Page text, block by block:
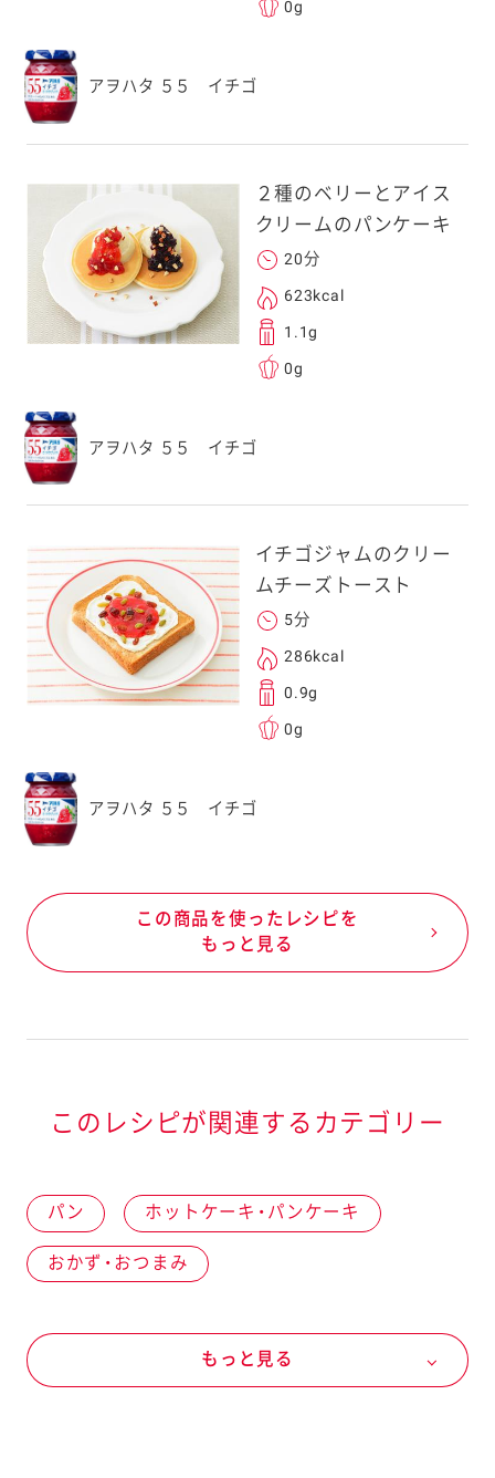
0g
アヲハタ ５５ イチゴ
２種のベリーとアイス
クリームのパンケーキ
20分
623kcal
1.1g
0g
アヲハタ ５５ イチゴ
イチゴジャムのクリー
ムチーズトースト
5分
286kcal
0.9g
0g
アヲハタ ５５ イチゴ
この商品を使ったレシピを
もっと見る
このレシピが関連するカテゴリー
パン ホットケーキ・パンケーキ
おかず・おつまみ
米穀類・パン粉類・麺類もっと見る